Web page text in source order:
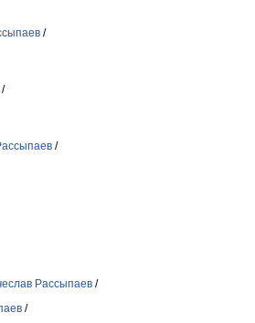
/
/
/
Рассыпаев /
/